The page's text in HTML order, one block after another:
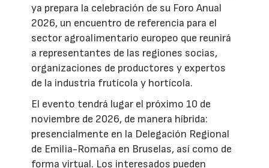
ya prepara la celebración de su Foro Anual
2026, un encuentro de referencia para el
sector agroalimentario europeo que reunirá
a representantes de las regiones socias,
organizaciones de productores y expertos
de la industria frutícola y hortícola.
El evento tendrá lugar el próximo 10 de
noviembre de 2026, de manera híbrida:
presencialmente en la Delegación Regional
de Emilia-Romaña en Bruselas, así como de
forma virtual. Los interesados pueden